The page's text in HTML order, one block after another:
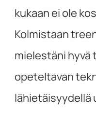
kukaan ei ole
Kolmistaan
mielestäni hyvä
opeteltavan
lähietäisyydellä